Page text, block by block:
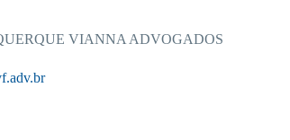
VIANNA ADVOGADOS